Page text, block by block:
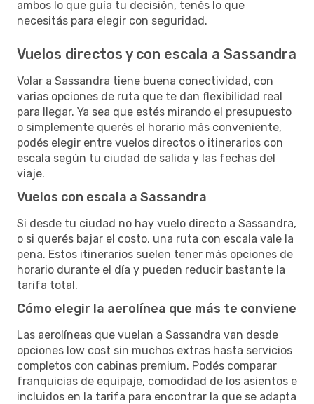
ambos lo que guía tu decisión, tenés lo que
necesitás para elegir con seguridad.
Vuelos directos y con escala a Sassandra
Volar a Sassandra tiene buena conectividad, con
varias opciones de ruta que te dan flexibilidad real
para llegar. Ya sea que estés mirando el presupuesto
o simplemente querés el horario más conveniente,
podés elegir entre vuelos directos o itinerarios con
escala según tu ciudad de salida y las fechas del
viaje.
Vuelos con escala a Sassandra
Si desde tu ciudad no hay vuelo directo a Sassandra,
o si querés bajar el costo, una ruta con escala vale la
pena. Estos itinerarios suelen tener más opciones de
horario durante el día y pueden reducir bastante la
tarifa total.
Cómo elegir la aerolínea que más te conviene
Las aerolíneas que vuelan a Sassandra van desde
opciones low cost sin muchos extras hasta servicios
completos con cabinas premium. Podés comparar
franquicias de equipaje, comodidad de los asientos e
incluidos en la tarifa para encontrar la que se adapta